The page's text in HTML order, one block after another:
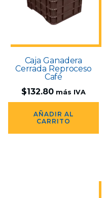
Caja Ganadera
Cerrada Reproceso
Café
$132.80 más IVA
AÑADIR AL
CARRITO